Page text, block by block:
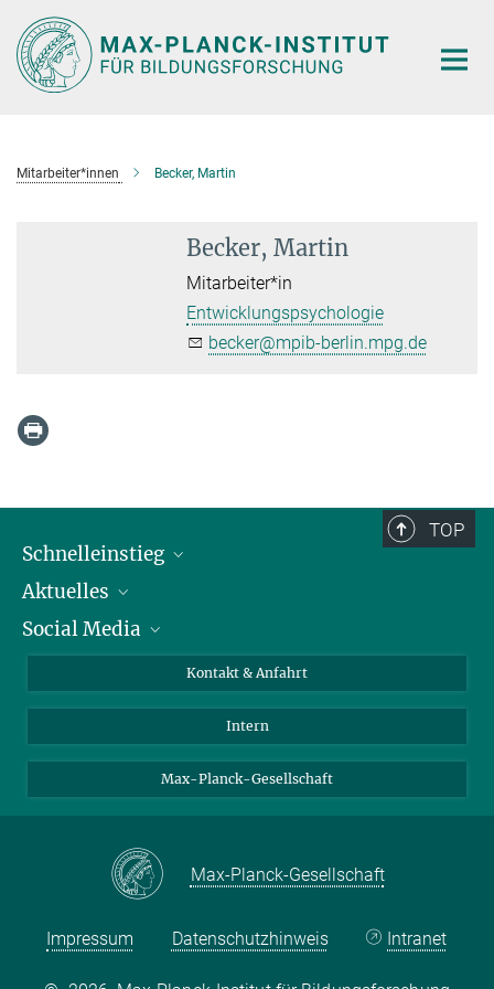
Hauptinhalt
Mitarbeiter*innen Becker, Martin
Becker, Martin
Mitarbeiter*in
Entwicklungspsychologie
becker@mpib-berlin.mpg.de
TOP
Schnelleinstieg
Personen
Pressebereich
Aktuelles
Stellenangebote
Social Media
LinkedIn
Kontakt & Anfahrt
Intern
Max-Planck-Gesellschaft
Max-Planck-Gesellschaft
Impressum Datenschutzhinweis Intranet